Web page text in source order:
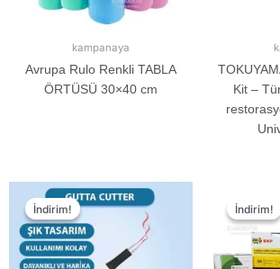
kampanaya
Avrupa Rulo Renkli TABLA
ÖRTÜSÜ 30×40 cm
Kit –
İndirim!
İndirim! İndirim!
İndirim!